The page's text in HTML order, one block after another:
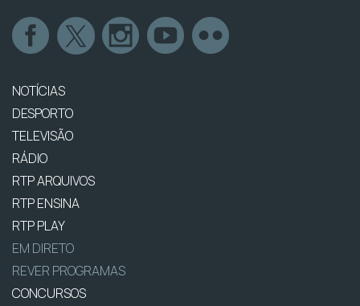
NOTÍCIAS
DESPORTO
TELEVISÃO
RÁDIO
RTP ARQUIVOS
RTP ENSINA
RTP PLAY
EM DIRETO
REVER PROGRAMAS
CONCURSOS